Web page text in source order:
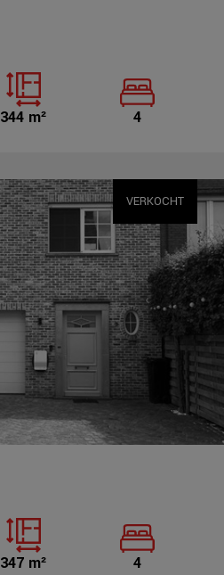
4
344 m²
VERKOCHT
4
347 m²